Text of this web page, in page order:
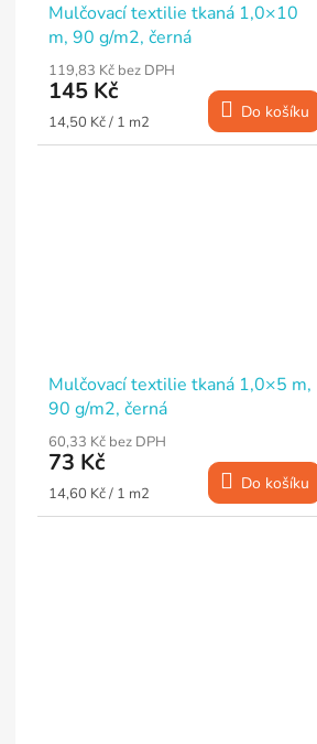
Mulčovací textilie tkaná 1,0×10
m, 90 g/m2, černá
119,83 Kč bez DPH
145 Kč
Měrná
cena:
14,50 Kč / 1 m2 Do košíku
Mulčovací textilie tkaná 1,0×5 m,
90 g/m2, černá
60,33 Kč bez DPH
73 Kč
Měrná
cena:
14,60 Kč / 1 m2 Do košíku